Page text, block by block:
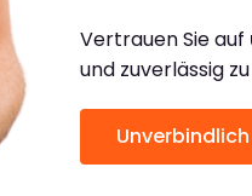
Vertrauen Sie auf
und zuverlässig